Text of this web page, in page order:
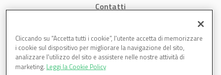
Contatti
Cookies
Cliccando su “Accetta tutti i cookie”, l'utente accetta di memorizzare
i cookie sul dispositivo per migliorare la navigazione del sito,
analizzare l'utilizzo del sito e assistere nelle nostre attività di
marketing. Leggi la Cookie Policy